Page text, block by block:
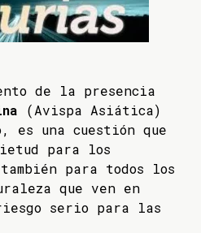
de la presencia
(Avispa Asiática)
es una cuestión que
para los
para todos los
que ven en
serio para las